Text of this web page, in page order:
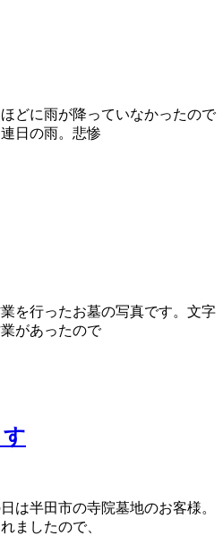
どに雨が降っていなかったので
日の雨。悲惨
を行ったお墓の写真です。文字
があったので
は半田市の寺院墓地のお客様。
ましたので、